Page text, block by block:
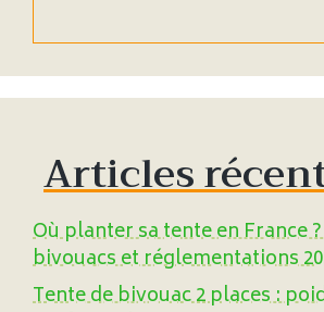
Articles
Où planter sa tente en France
bivouacs et réglementations
Tente de bivouac 2 places :